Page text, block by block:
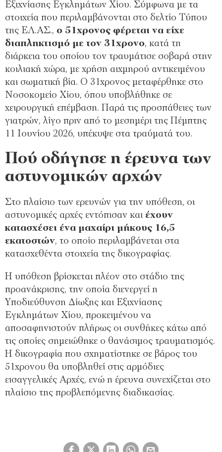
Εξιχνίασης Εγκλημάτων Χίου. Σύμφωνα με τα
στοιχεία που περιλαμβάνονται στο δελτίο Τύπου
της ΕΛ.ΑΣ., ο 51χρονος φέρεται να είχε
διαπληκτισμό με τον 31χρονο, κατά τη
διάρκεια του οποίου τον τραυμάτισε σοβαρά στην
κοιλιακή χώρα, με χρήση αιχμηρού αντικειμένου
και σωματική βία. Ο 31χρονος μεταφέρθηκε στο
Νοσοκομείο Χίου, όπου υποβλήθηκε σε
χειρουργική επέμβαση. Παρά τις προσπάθειες των
γιατρών, λίγο πριν από το μεσημέρι της Πέμπτης
11 Ιουνίου 2026, υπέκυψε στα τραύματά του.
Πού οδήγησε η έρευνα των
αστυνομικών αρχών
Στο πλαίσιο των ερευνών για την υπόθεση, οι
αστυνομικές αρχές εντόπισαν και έχουν
κατασχέσει ένα μαχαίρι μήκους 16,5
εκατοστών, το οποίο περιλαμβάνεται στα
κατασχεθέντα στοιχεία της δικογραφίας.
Η υπόθεση βρίσκεται πλέον στο στάδιο της
προανάκρισης, την οποία διενεργεί η
Υποδιεύθυνση Δίωξης και Εξιχνίασης
Εγκλημάτων Χίου, προκειμένου να
αποσαφηνιστούν πλήρως οι συνθήκες κάτω από
τις οποίες σημειώθηκε ο θανάσιμος τραυματισμός.
Η δικογραφία που σχηματίστηκε σε βάρος του
51χρονου θα υποβληθεί στις αρμόδιες
εισαγγελικές Αρχές, ενώ η έρευνα συνεχίζεται στο
πλαίσιο της προβλεπόμενης διαδικασίας.